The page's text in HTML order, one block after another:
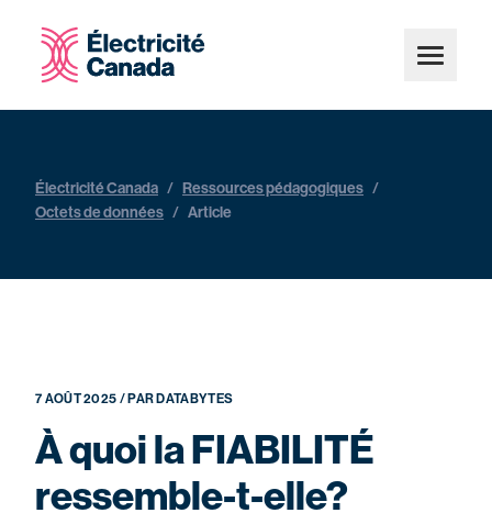
Électricité Canada / Ressources pédagogiques /
Octets de données / Article
7 AOÛT 2025 / PAR DATABYTES
À quoi la FIABILITÉ
ressemble-t-elle?